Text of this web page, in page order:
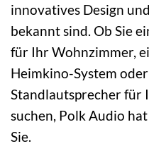
innovatives Design
bekannt sind. Ob Sie
für Ihr Wohnzimmer,
Heimkino-System
Standlautsprecher für
suchen, Polk Audio
Sie.